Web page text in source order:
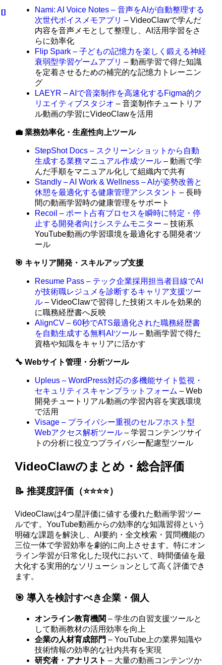
Nami: AI Voice Notes – 音声をAIが自動整理する
次世代ボイスメモアプリ – VideoClawで学んだ
内容を音声メモとして整理し、AI活用学習をさ
らに効率化
Flip Spark – 子どもの記憶力を楽しく鍛える神経
衰弱型学習ゲームアプリ – 動画学習で得た知識
を定着させるための補完的な記憶力トレーニン
グ
LAEYR – AIで音楽制作を高速化するFigma的ク
リエイティブスタジオ – 音楽制作チュートリア
ル動画の学習にVideoClawを活用
💼 業務効率化・生産性向上ツール
StepShot Docs – スクリーンショットから自動
生成する業務マニュアル作成ツール – 動画で学
んだ手順をマニュアル化して組織内で共有
Standly – AI Work & Wellness – AIが姿勢改善と
休憩を最適化する健康管理アシスタント – 長時
間の動画学習時の健康管理をサポート
Recoil – ポート占有プロセスを瞬時に特定・停
止する開発者向けシステムモニター – 技術系
YouTube動画の学習環境を最適化する開発者ツ
ール
🎯 キャリア開発・スキルアップ支援
Resume Pass – テック企業採用担当者目線でAI
が技術職レジュメを診断するキャリア支援ツー
ル – VideoClawで習得した技術スキルを効果的
に職務経歴書へ反映
AlignCV – 60秒でATS最適化された職務経歴書
を自動生成する無料AIツール – 動画学習で得た
資格や知識をキャリアに活かす
🔧 Webサイト管理・分析ツール
Upleus – WordPress対応の多機能サイト監視・
セキュリティスキャンプラットフォーム – Web
開発チュートリアル動画の学習内容を実践環境
で活用
Visage – プライバシー重視のセルフホスト型
Webアクセス解析ツール – 学習コンテンツサイ
トの分析に役立つプライバシー配慮型ツール
VideoClawのまとめ・総合評価
📝 推奨度評価（⭐️⭐️⭐️⭐️）
VideoClawは4つ星評価に値する優れた動画学習ツー
ルです。YouTube動画からの効率的な知識習得という
明確な課題を解決し、AI要約・全文検索・質問機能の
三位一体で学習効率を劇的に向上させます。特にオン
ライン学習が日常化した現代において、時間価値を最
大化する実用的なソリューションとして高く評価でき
ます。
🎯 導入を検討すべき企業・個人
オンライン教育機関 – 学生の自習支援ツールと
して動画教材の活用効率を向上
企業の人材育成部門 – YouTube上の業界知識や
技術情報の効率的な社内共有を実現
研究者・アナリスト – 大量の動画コンテンツか